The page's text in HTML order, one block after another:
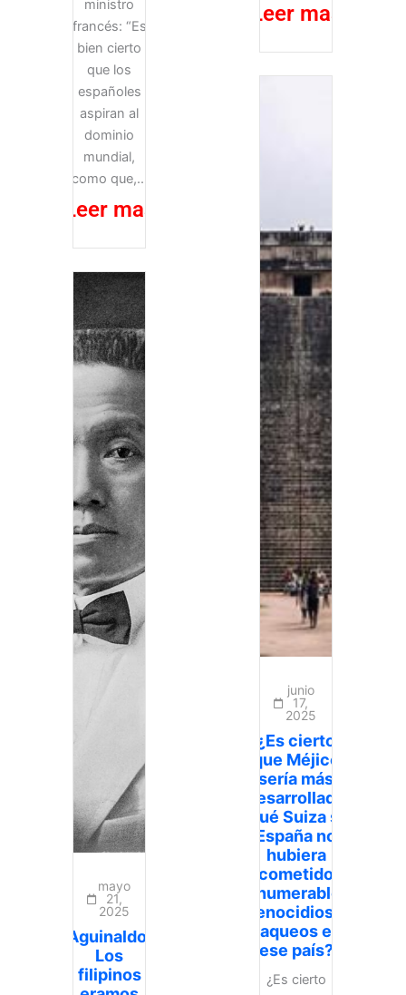
Leer mas
ministro
francés: “Es
bien cierto
que los
españoles
aspiran al
dominio
mundial,
como que,...
Leer mas
junio
17,
2025
¿Es cierto
que Méjico
sería más
desarrollado
qué Suiza si
España no
hubiera
cometido
innumerables
genocidios y
saqueos en
ese país?
¿Es cierto
mayo
21,
2025
Aguinaldo:
Los
filipinos